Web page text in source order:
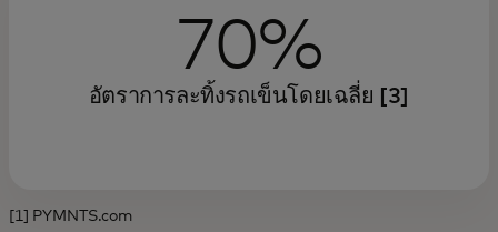
70%
อัตราการละทิ้งรถเข็นโดยเฉลี่ย [3]
[1] PYMNTS.com